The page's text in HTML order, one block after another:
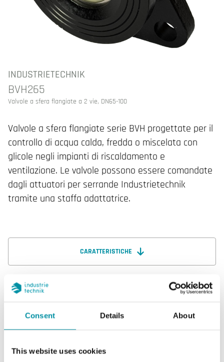
Consent Details About
This website uses cookies
INDUSTRIETECHNIK
BVH265
Valvole a sfera flangiate a 2 vie, DN65-100
Valvole a sfera flangiate serie BVH progettate per il
controllo di acqua calda, fredda o miscelata con
glicole negli impianti di riscaldamento e
ventilazione. Le valvole possono essere comandate
dagli attuatori per serrande Industrietechnik
tramite una staffa adattatrice.
CARATTERISTICHE
Caratteristiche